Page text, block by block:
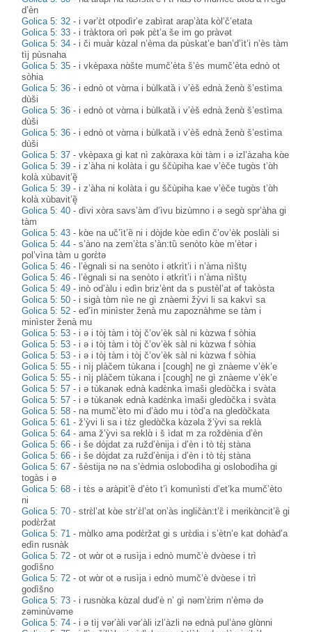
d’èn
Golica 5: 32 - i vər’ɛ̀t otpodìr’e zabìrat arap’àta kòl’č’etata
Golica 5: 33 - i tràktora orì pək pɛ̀t’a še im go pràvət
Golica 5: 34 - i či muàr kɑ̀zal n’èma da pùskat’e ban’d’ìt’i n’ès tàm
tìj pùsnaha
Golica 5: 35 - i vkèpaxa nɑ̀šte mumč’èta š’ès mumč’èta ednò ot
sòhia
Golica 5: 36 - i ednò ot vɑ̀rna i bùlkatȁ i v’èš ednà ženɑ̀ š’estìma
dùši
Golica 5: 36 - i ednò ot vɑ̀rna i bùlkatȁ i v’èš ednà ženɑ̀ š’estìma
dùši
Golica 5: 36 - i ednò ot vɑ̀rna i bùlkatȁ i v’èš ednà ženɑ̀ š’estìma
dùši
Golica 5: 37 -vkèpaxa gi kat nì zakɑ̀raxa kɑ̀i tàm i ə izl’àzaha kɑ̀e
Golica 5: 39 - i z’àha ni kolàta i gu ščùpiha kae v’èče tugɑ̀s t’ɑ̀h
kolà xùbavit’ȅ̥
Golica 5: 39 - i z’àha ni kolàta i gu ščùpiha kae v’èče tugɑ̀s t’ɑ̀h
kolà xùbavit’ȅ̥
Golica 5: 40 -dìvi xòra savs’àm d’ìvu bizùmno i ə segɑ̀ spr’àha gi
tàm
Golica 5: 43 - kɑ̀e na uč’ìt’ȅ ni i dòjde kɑ̀e edìn č’ov’èk poslàli si
Golica 5: 44 -s’àno na zem’ɛ̀ta s’àn:tȕ senòto kɑ̀e m’ètər i
pol’vìna tàm u gorɛ̀tə
Golica 5: 46 - l’ègnali si na senòto i ətkrìt’i i n’àma nìštu̥
Golica 5: 46 - l’ègnali si na senòto i ətkrìt’i i n’àma nìštu̥
Golica 5: 49 - inò od’àlu i edìn briz’ènt da s pustèl’at əf takòsta
Golica 5: 50 - i sigà tɑ̀m nìe ne gì znàemi žỳvi li sa kakvì sa
Golica 5: 52 -ed’ìn minìster ženà mu zapoznàhme se tàm i
minìster ženà mu
Golica 5: 53 - i ə i tòj tàm i tòj č’ov’èk sàl ni kɑ̀zwa f sòhia
Golica 5: 53 - i ə i tòj tàm i tòj č’ov’èk sàl ni kɑ̀zwa f sòhia
Golica 5: 53 - i ə i tòj tàm i tòj č’ov’èk sàl ni kɑ̀zwa f sòhia
Golica 5: 55 - i nìj plàčem tùkana i [cough] ne gì znàeme v’èk’e
Golica 5: 55 - i nìj plàčem tùkana i [cough] ne gì znàeme v’èk’e
Golica 5: 57 - i ə tùkanək ednà kadɛ̀nka ìmaši gledɑ̀čka i svàta
Golica 5: 57 - i ə tùkanək ednà kadɛ̀nka ìmaši gledɑ̀čka i svàta
Golica 5: 58 - na mumč’èto mi d’àdo mu i tòd’a na gledɑ̀čkata
Golica 5: 61 -ž’ỳvi li sa i tɛ̀z gledɑ̀čka kɑ̀zəla ž’ỳvi sa reklà
Golica 5: 64 -ama ž’ỳvi sa reklɑ̀ i š ìdat m za roždènia d’èn
Golica 5: 66 - i še dòjdat za ružd’ènija i d’èn i tò tɛ̀j stàna
Golica 5: 66 - i še dòjdat za ružd’ènija i d’èn i tò tɛ̀j stàna
Golica 5: 67 -šèstija nə na s’èdmia oslobodìha gi oslobodìha gi
togàs i ə
Golica 5: 68 - i tɛ̀s ə aràpit’ȅ d’èto t’ì komunìsti d’et’ka mumč’èto
ni
Golica 5: 70 -strɛ̀l’at kɑ̀e str’ɛ̀l’at on’às ingličàn:t’ɛ̏ i merikɑ̀ncit’ȅ gi
podɛ̀ržat
Golica 5: 71 - mɑ̀lko ama podɛ̀ržat gi s urɛ̀dia i s’ètn’e kat dohàd’a
edìn rusnàk
Golica 5: 72 -ot wɑ̀r ot ə rusìja i ednò mumč’è dvɑ̀ese i trì
godìšno
Golica 5: 72 -ot wɑ̀r ot ə rusìja i ednò mumč’è dvɑ̀ese i trì
godìšno
Golica 5: 73 - i rusnɑ̀ka kɑ̀zal dud’è n’ gì nəm’ɛ̀rim n’èmə də
zəminùvəme
Golica 5: 74 - i ə tìj vər’àli vər’àli izl’àzli nə ednà pul’ànə glɑ̀nni